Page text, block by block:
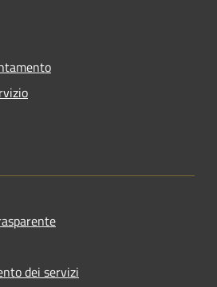
dei servizi